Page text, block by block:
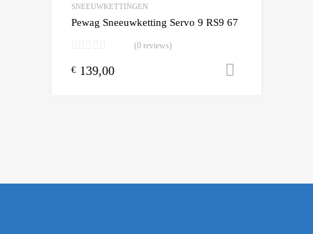
SNEEUWKETTINGEN
Pewag Sneeuwketting Servo 9 RS9 67
(0 reviews)
€ 139,00